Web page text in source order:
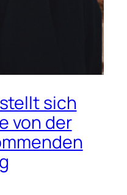
sich
von der